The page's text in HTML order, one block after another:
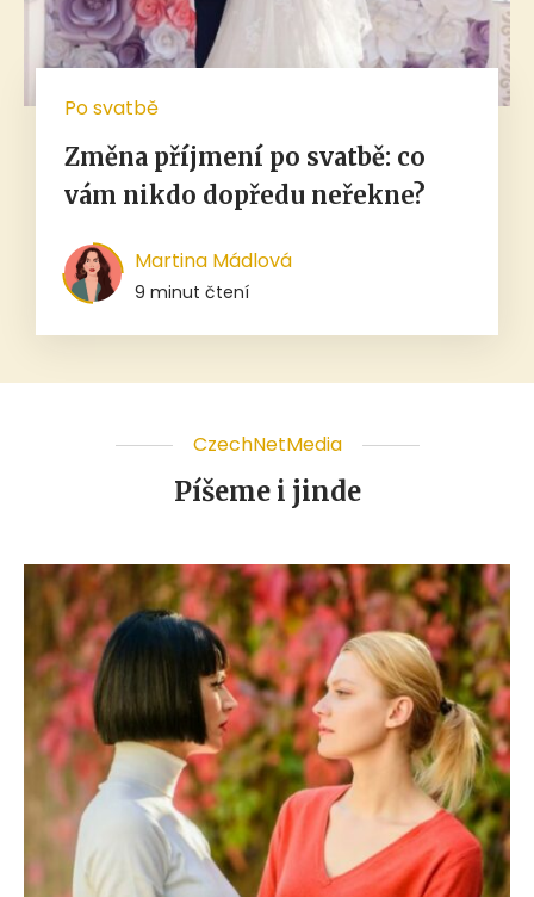
Po svatbě
Změna příjmení po svatbě: co
vám nikdo dopředu neřekne?
Martina Mádlová
9 minut čtení
CzechNetMedia
Píšeme i jinde